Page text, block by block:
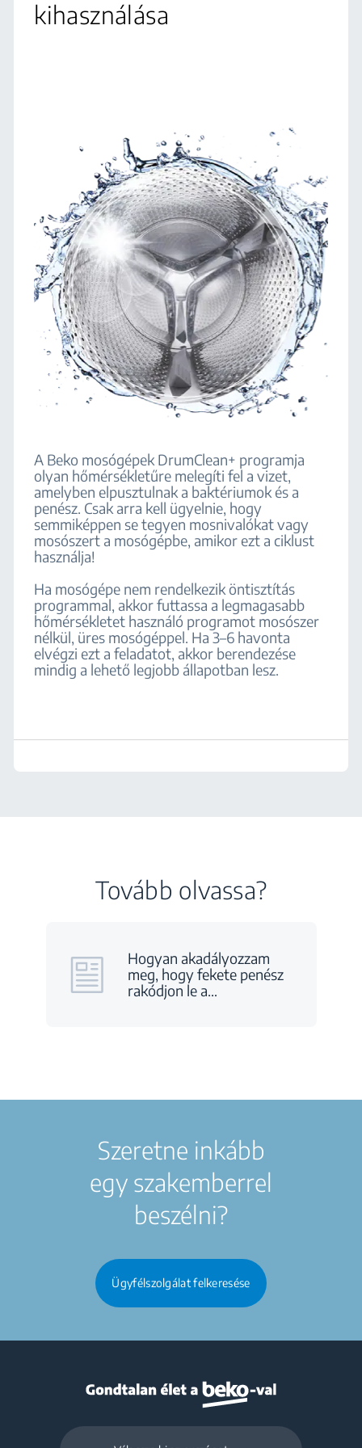
kihasználása
A Beko mosógépek DrumClean+ programja
olyan hőmérsékletűre melegíti fel a vizet,
amelyben elpusztulnak a baktériumok és a
penész. Csak arra kell ügyelnie, hogy
semmiképpen se tegyen mosnivalókat vagy
mosószert a mosógépbe, amikor ezt a ciklust
használja!
Ha mosógépe nem rendelkezik öntisztítás
programmal, akkor futtassa a legmagasabb
hőmérsékletet használó programot mosószer
nélkül, üres mosógéppel. Ha 3–6 havonta
elvégzi ezt a feladatot, akkor berendezése
mindig a lehető legjobb állapotban lesz.
Tovább olvassa?
Hogyan akadályozzam
meg, hogy fekete penész
rakódjon le a…
Szeretne inkább
egy szakemberrel
beszélni?
Ügyfélszolgálat felkeresése